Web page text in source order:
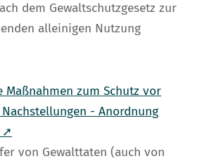
dem Gewaltschutzgesetz zur
alleinigen Nutzung
Maßnahmen zum Schutz vor
- Anordnung
➚
von Gewalttaten (auch von